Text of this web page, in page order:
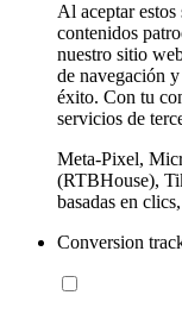
Al aceptar estos
contenidos
nuestro sitio
de navegación
éxito. Con tu
servicios de
Meta-Pixel,
(RTBHouse),
basadas en
Conversion